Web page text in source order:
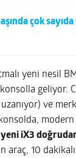
çok
yeni nesil
geliyor.
ve
iX3
araç, 10